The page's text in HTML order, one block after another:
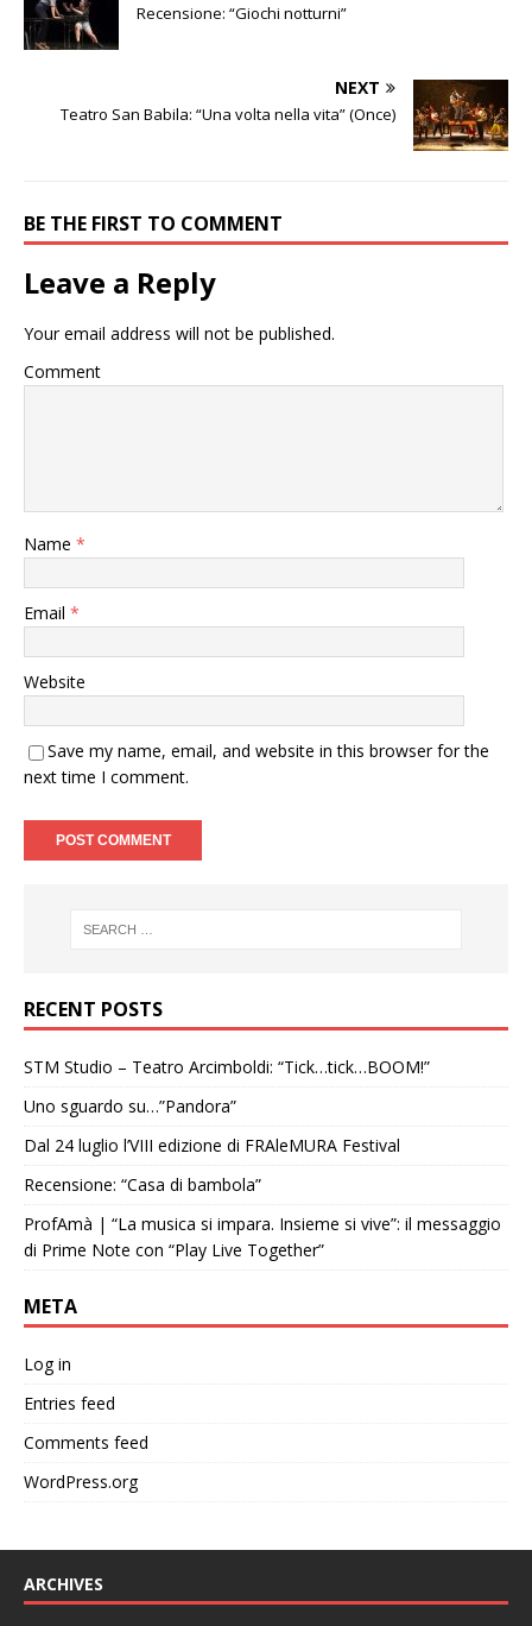
Recensione: “Giochi notturni”
NEXT
Teatro San Babila: “Una volta nella vita” (Once)
BE THE FIRST TO COMMENT
Leave a Reply
Your email address will not be published.
Comment
Name *
Email *
Website
Save my name, email, and website in this browser for the
next time I comment.
RECENT POSTS
STM Studio – Teatro Arcimboldi: “Tick…tick…BOOM!”
Uno sguardo su…”Pandora”
Dal 24 luglio l’VIII edizione di FRAleMURA Festival
Recensione: “Casa di bambola”
ProfAmà | “La musica si impara. Insieme si vive”: il messaggio
di Prime Note con “Play Live Together”
META
Log in
Entries feed
Comments feed
WordPress.org
ARCHIVES